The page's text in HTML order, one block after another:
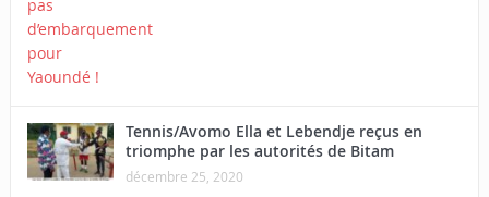
Tennis/Avomo Ella et Lebendje reçus en
triomphe par les autorités de Bitam
décembre 25, 2020